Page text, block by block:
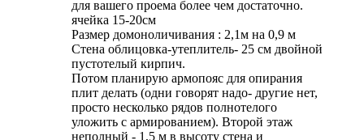
для вашего проема более чем достаточно.
ячейка 15-20см
Размер домоноличивания : 2,1м на 0,9 м
Стена облицовка-утеплитель- 25 см двойной
пустотелый кирпич.
Потом планирую армопояс для опирания
плит делать (одни говорят надо- другие нет,
просто несколько рядов полнотелого
уложить с армированием). Второй этаж
неполный - 1,5 м в высоту стена и